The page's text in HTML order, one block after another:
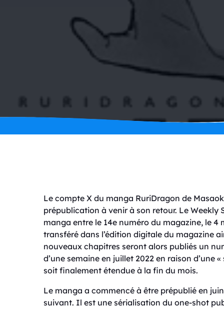
Le compte X du manga RuriDragon de
prépublication à venir à son retour. Le
manga entre le 14e numéro du magazine, le 4
transféré dans l’édition digitale du magazine
nouveaux chapitres seront alors publiés un
d’une semaine en juillet 2022 en raison d’une
soit finalement étendue à la fin du mois.
Le manga a commencé à être prépublié en
suivant. Il est une sérialisation du one-shot